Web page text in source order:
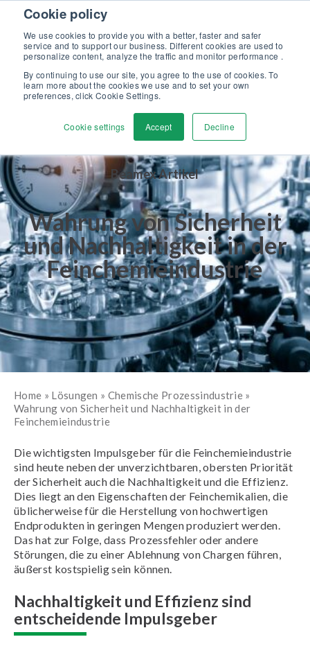
Cookie policy
We use cookies to provide you with a better, faster and safer
service and to support our business. Different cookies are used to
personalize content, analyze the traffic and monitor performance .
By continuing to use our site, you agree to the use of cookies. To
learn more about the cookies we use and to set your own
preferences, click Cookie Settings.
Cookie settings Accept Decline
Skip to content
Kalibriergrundlagen Druck (eBook) – jetzt kostenlos herunterladen!
Kontaktieren
Beamex Artikel
Wahrung von Sicherheit
und Nachhaltigkeit in der
Feinchemieindustrie
Home » Lösungen » Chemische Prozessindustrie »
Wahrung von Sicherheit und Nachhaltigkeit in der
Feinchemieindustrie
Die wichtigsten Impulsgeber für die Feinchemieindustrie
sind heute neben der unverzichtbaren, obersten Priorität
der Sicherheit auch die Nachhaltigkeit und die Effizienz.
Dies liegt an den Eigenschaften der Feinchemikalien, die
üblicherweise für die Herstellung von hochwertigen
Endprodukten in geringen Mengen produziert werden.
Das hat zur Folge, dass Prozessfehler oder andere
Störungen, die zu einer Ablehnung von Chargen führen,
äußerst kostspielig sein können.
Nachhaltigkeit und Effizienz sind
entscheidende Impulsgeber